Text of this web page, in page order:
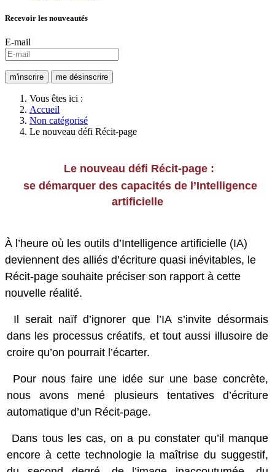
Recevoir les nouveautés
E-mail
Vous êtes ici :
Accueil
Non catégorisé
Le nouveau défi Récit-page
Le nouveau défi Récit-page :
se démarquer des capacités de l’Intelligence
artificielle
À l’heure où les outils d’Intelligence artificielle (IA)
deviennent des alliés d’écriture quasi inévitables, le
Récit-page souhaite préciser son rapport à cette
nouvelle réalité.
Il serait naïf d’ignorer que l’IA s’invite désormais
dans les processus créatifs, et tout aussi illusoire de
croire qu’on pourrait l’écarter.
Pour nous faire une idée sur une base concrète,
nous avons mené plusieurs tentatives d’écriture
automatique d’un Récit-page.
Dans tous les cas, on a pu constater qu’il manque
encore à cette technologie la maîtrise du suggestif,